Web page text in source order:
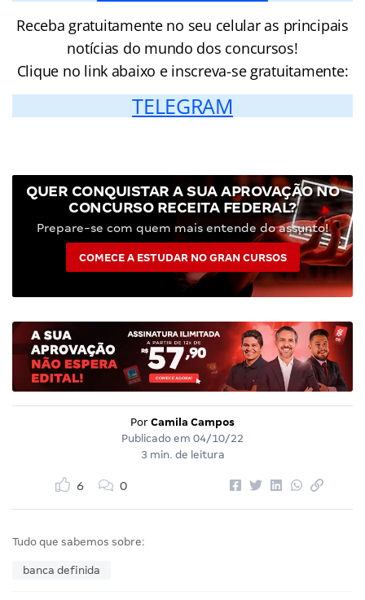
Receba gratuitamente no seu celular as principais
notícias do mundo dos concursos!
Clique no link abaixo e inscreva-se gratuitamente:
TELEGRAM
QUER CONQUISTAR A SUA APROVAÇÃO NO
CONCURSO RECEITA FEDERAL?
Prepare-se com quem mais entende do assunto!
COMECE A ESTUDAR NO GRAN CURSOS
Por Camila Campos
Publicado em 04/10/22
3 min. de leitura
6 0
Tudo que sabemos sobre:
banca definida